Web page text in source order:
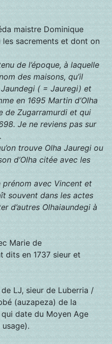
maistre Dominique
les sacrements et dont on
de l’époque, à laquelle
des maisons, qu’il
Jaundegi ( = Jauregi) et
en 1695 Martin d’Olha
de Zugarramurdi et qui
Je ne reviens pas sur
trouve Olha Jauregi ou
d’Olha citée avec les
avec Vincent et
souvent dans les actes
d’autres Olhaiaundegi à
Marie de
dits en 1737 sieur et
LJ, sieur de Luberria /
(auzapeza) de la
date du Moyen Age